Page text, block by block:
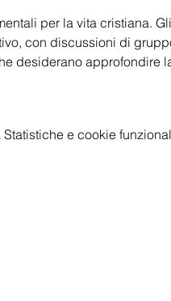
per la vita cristiana.
con discussioni di
desiderano approfondire
e cookie